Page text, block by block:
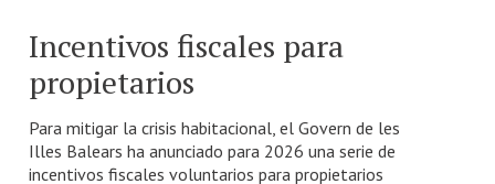
Incentivos fiscales para
propietarios
Para mitigar la crisis habitacional, el Govern de les
Illes Balears ha anunciado para 2026 una serie de
incentivos fiscales voluntarios para propietarios